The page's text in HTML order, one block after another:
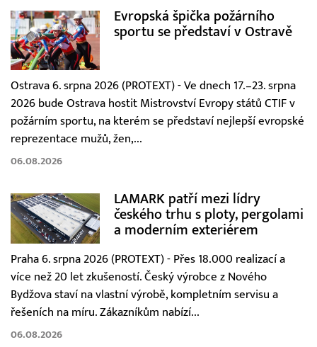
Evropská špička požárního
sportu se představí v Ostravě
Ostrava 6. srpna 2026 (PROTEXT) - Ve dnech 17.–23. srpna
2026 bude Ostrava hostit Mistrovství Evropy států CTIF v
požárním sportu, na kterém se představí nejlepší evropské
reprezentace mužů, žen,...
06.08.2026
LAMARK patří mezi lídry
českého trhu s ploty, pergolami
a moderním exteriérem
Praha 6. srpna 2026 (PROTEXT) - Přes 18.000 realizací a
více než 20 let zkušeností. Český výrobce z Nového
Bydžova staví na vlastní výrobě, kompletním servisu a
řešeních na míru. Zákazníkům nabízí...
06.08.2026